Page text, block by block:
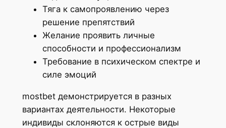
Тяга к самопроявлению через
решение препятствий
Желание проявить личные
способности и профессионализм
Требование в психическом спектре и
силе эмоций
mostbet демонстрируется в разных
вариантах деятельности. Некоторые
индивиды склоняются к острые виды